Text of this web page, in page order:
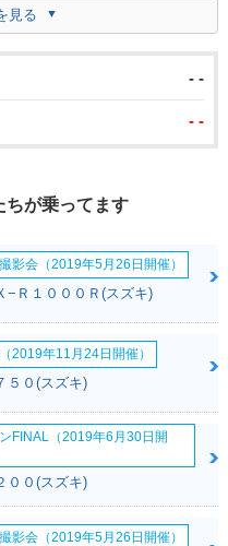
見る
- -
- -
ちが乗ってます
影会（2019年5月26日開催）
−Ｒ１０００Ｒ(スズキ)
2019年11月24日開催）
５０(スズキ)
FINAL（2019年6月30日開
００(スズキ)
影会（2019年5月26日開催）